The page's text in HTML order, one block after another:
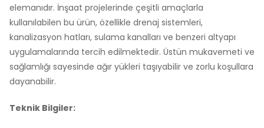
elemanıdır. İnşaat projelerinde çeşitli amaçlarla
kullanılabilen bu ürün, özellikle drenaj sistemleri,
kanalizasyon hatları, sulama kanalları ve benzeri altyapı
uygulamalarında tercih edilmektedir. Üstün mukavemeti ve
sağlamlığı sayesinde ağır yükleri taşıyabilir ve zorlu koşullara
dayanabilir.
Teknik Bilgiler: